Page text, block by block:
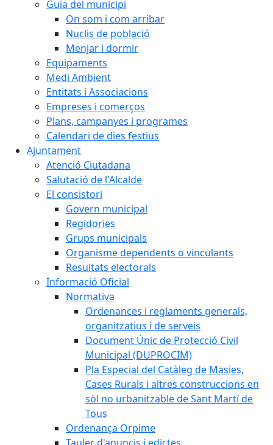
Guia del municipi
On som i com arribar
Nuclis de població
Menjar i dormir
Equipaments
Medi Ambient
Entitats i Associacions
Empreses i comerços
Plans, campanyes i programes
Calendari de dies festius
Ajuntament
Atenció Ciutadana
Salutació de l'Alcalde
El consistori
Govern municipal
Regidories
Grups municipals
Organisme dependents o vinculants
Resultats electorals
Informació Oficial
Normativa
Ordenances i reglaments generals,
organitzatius i de serveis
Document Únic de Protecció Civil
Municipal (DUPROCIM)
Pla Especial del Catàleg de Masies,
Cases Rurals i altres construccions en
sòl no urbanitzable de Sant Martí de
Tous
Ordenança Orpime